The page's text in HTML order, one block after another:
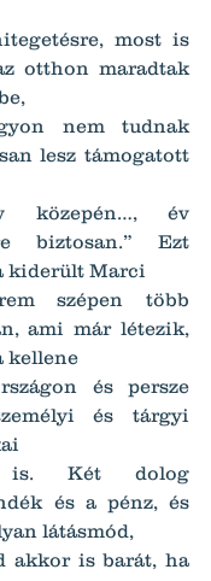
most is
otthon maradtak
nem tudnak
lesz támogatott
közepén…, év
biztosan.” Ezt
kiderült Marci
szépen több
ami már létezik,
kellene
és persze
és tárgyi
is. Két dolog
és a pénz, és
látásmód,
akkor is barát, ha